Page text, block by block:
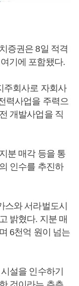
증권은 8일 적격
기에 포함됐다.
주회사로 자회사
력사업을 주력으
개발사업을 직
분 매각 등을 통
인수를 추진하
스와 서라벌도시
밝혔다. 지분 매
6천억 원이 넘는
설을 인수하기